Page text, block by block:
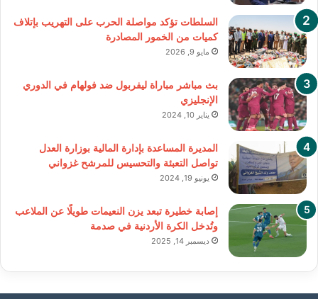
السلطات تؤكد مواصلة الحرب على التهريب بإتلاف
كميات من الخمور المصادرة
مايو 9, 2026
بث مباشر مباراة ليفربول ضد فولهام في الدوري
الإنجليزي
يناير 10, 2024
المديرة المساعدة بإدارة المالية بوزارة العدل
تواصل التعبئة والتحسيس للمرشح غزواني
يونيو 19, 2024
إصابة خطيرة تبعد يزن النعيمات طويلًا عن الملاعب
وتُدخل الكرة الأردنية في صدمة
ديسمبر 14, 2025